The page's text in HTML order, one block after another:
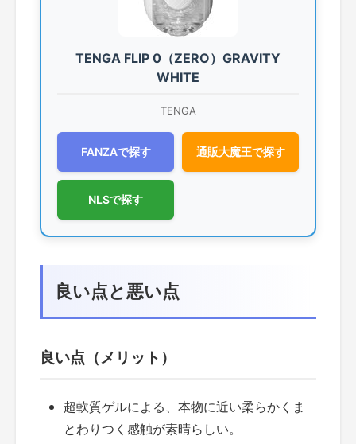
TENGA FLIP 0（ZERO）GRAVITY
WHITE
TENGA
FANZAで探す 通販大魔王で探す
NLSで探す
良い点と悪い点
良い点（メリット）
超軟質ゲルによる、本物に近い柔らかくま
とわりつく感触が素晴らしい。